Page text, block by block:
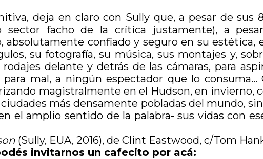
deja en claro con Sully que, a pesar de
sector facho de la crítica justamente), a
confiado y seguro en su estética,
su fotografía, su música, sus montajes y,
delante y detrás de las cámaras, para
mal, a ningún espectador que lo
magistralmente en el Hudson, en invierno,
más densamente pobladas del mundo,
el amplio sentido de la palabra- sus vidas con
(Sully, EUA, 2016), de Clint Eastwood, c/Tom
invitarnos un cafecito por acá: